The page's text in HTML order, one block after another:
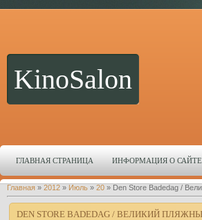
KinoSalon
ГЛАВНАЯ СТРАНИЦА ИНФОРМАЦИЯ О САЙТЕ
Главная » 2012 » Июль » 20 » Den Store Badedag /
DEN STORE BADEDAG / ВЕЛИКИЙ